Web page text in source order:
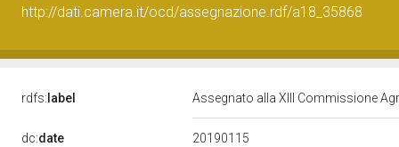
http://dati.camera.it/ocd/assegnazione.rdf/a18_35868
rdfs: label Assegnato alla XIII Commissione
dc:date 20190115